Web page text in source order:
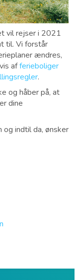
vil rejser i 2021
til. Vi forstår
ændres,
afferieboliger
.
og håber på, at
dine
og indtil da, ønsker